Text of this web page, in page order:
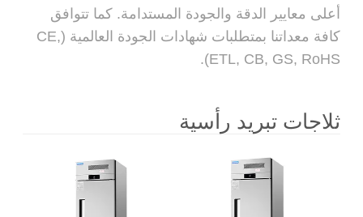
أعلى معايير الدقة والجودة المستدامة. كما تتوافق
كافة معداتنا بمتطلبات شهادات الجودة العالمية (CE,
ETL, CB, GS, RoHS).
ثلاجات تبريد رأسية